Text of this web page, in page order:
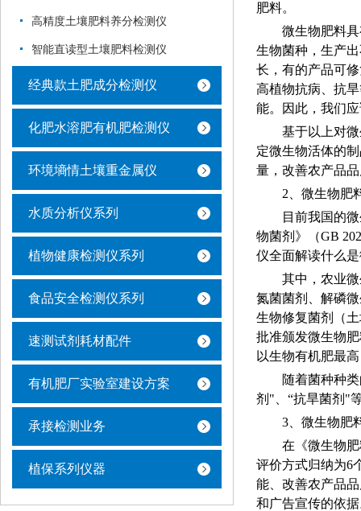
高精度土壤肥料养分检测仪
智能直读型土壤肥料检测仪
经典款土肥成分检测仪
化肥水溶肥有机肥检测仪
环境墒情土壤重金属仪
水质分析仪系列
植物健康检测仪系列
食品安全检测仪系列
速测试剂耗材配件
有机肥厂实验室建设方案
承接检测业务
植保系列仪器
肥料。
微生物肥料
生物菌种，生产
长，有的产品可
高植物抗病、抗
能。因此，我们
基于以上对
定微生物活体的
量，改善农产品
2、微生物肥
目前我国的
物菌剂》（GB
仪全面解读什么
其中，农业
氮菌菌剂、解磷
生物修复菌剂（
批准颁发微生物
以生物有机肥最
随着菌种种
剂"、“抗旱菌剂"
3、微生物肥
在《微生物
评价方式归纳为6
能、改善农产品
和广告宣传的依